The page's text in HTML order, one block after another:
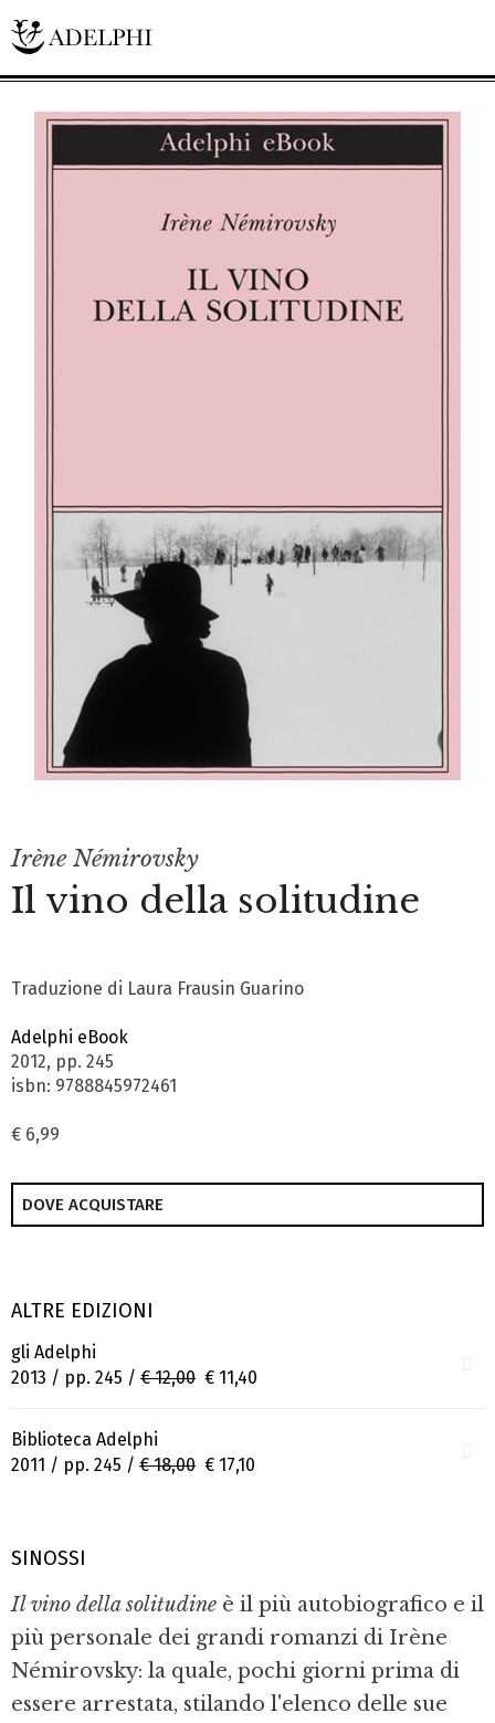
Irène Némirovsky
Il vino della solitudine
Traduzione di Laura Frausin Guarino
Adelphi eBook
2012, pp. 245
isbn: 9788845972461
€ 6,99
DOVE ACQUISTARE
ALTRE EDIZIONI
gli Adelphi
2013 / pp. 245 / € 12,00 € 11,40
Biblioteca Adelphi
2011 / pp. 245 / € 18,00 € 17,10
SINOSSI
Il vino della solitudine è il più autobiografico e il
più personale dei grandi romanzi di Irène
Némirovsky: la quale, pochi giorni prima di
essere arrestata, stilando l'elenco delle sue